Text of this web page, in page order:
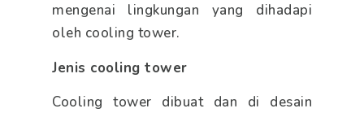
mengenai lingkungan yang dihadapi
oleh cooling tower.
Jenis cooling tower
Cooling tower dibuat dan di desain